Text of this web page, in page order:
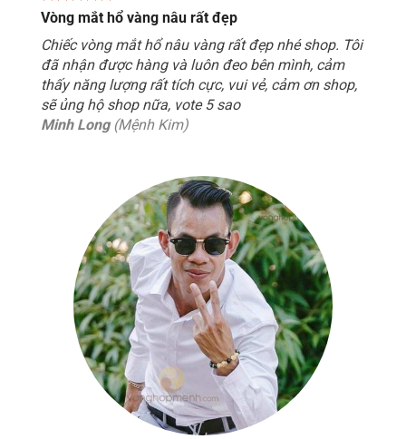
Vòng mắt hổ vàng nâu rất đẹp
Chiếc vòng mắt hổ nâu vàng rất đẹp nhé shop. Tôi
đã nhận được hàng và luôn đeo bên mình, cảm
thấy năng lượng rất tích cực, vui vẻ, cảm ơn shop,
sẽ ủng hộ shop nữa, vote 5 sao
Minh Long (Mệnh Kim)